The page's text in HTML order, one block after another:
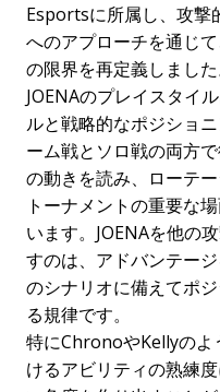
Esportsに所属し、攻撃
へのアプローチを通じ
の限界を再定義しました
JOENAのプレイスタイ
ルと戦略的なポジショ
ーム戦とソロ戦の両方
の動きを読み、ローテ
トーナメントの重要な
います。JOENAを他の
すのは、アドバンテー
のシナリオに備えてポ
る規律です。
特にChronoやKellyのよ
けるアビリティの熟練